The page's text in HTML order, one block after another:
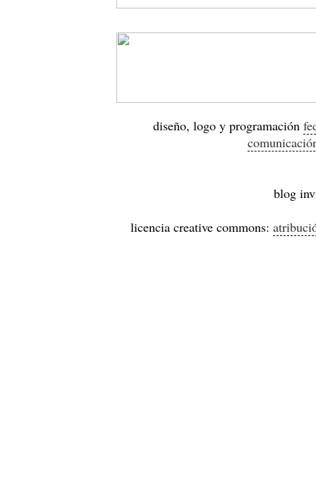
diseño, logo y programación
blog
licencia creative commons: